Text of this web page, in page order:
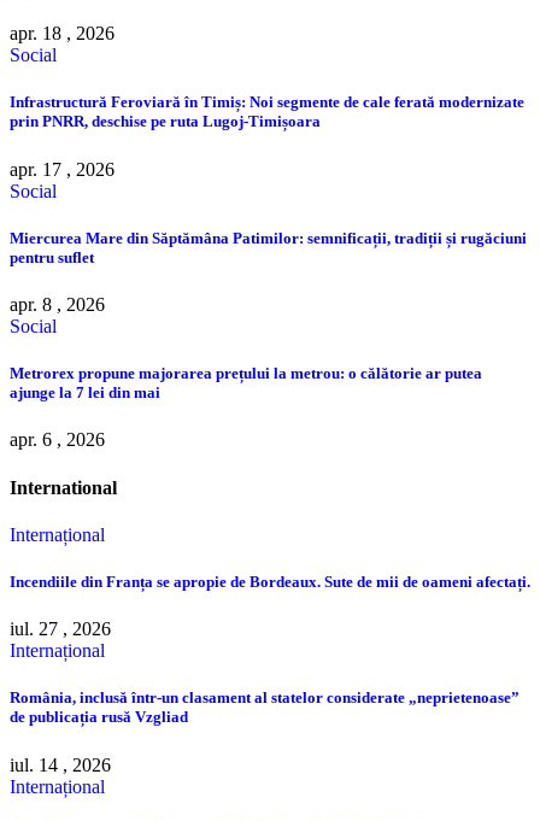
apr. 18 , 2026
Social
Infrastructură Feroviară în Timiș: Noi segmente de cale ferată modernizate
prin PNRR, deschise pe ruta Lugoj-Timișoara
apr. 17 , 2026
Social
Miercurea Mare din Săptămâna Patimilor: semnificații, tradiții și rugăciuni
pentru suflet
apr. 8 , 2026
Social
Metrorex propune majorarea prețului la metrou: o călătorie ar putea
ajunge la 7 lei din mai
apr. 6 , 2026
International
Internațional
Incendiile din Franța se apropie de Bordeaux. Sute de mii de oameni afectați.
iul. 27 , 2026
Internațional
România, inclusă într-un clasament al statelor considerate „neprietenoase”
de publicația rusă Vzgliad
iul. 14 , 2026
Internațional